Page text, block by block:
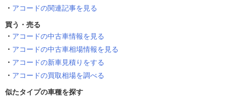
アコードの関連記事を見る
買う・売る
アコードの中古車情報を見る
アコードの中古車相場情報を見る
アコードの新車見積りをする
アコードの買取相場を調べる
似たタイプの車種を探す